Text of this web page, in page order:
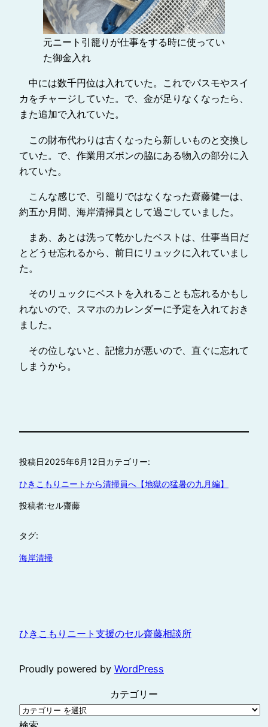
元ニート引籠りが仕事をする時に使ってい
た御金入れ
中には数千円位は入れていた。これでパスモやスイ
カをチャージしていた。で、金が足りなくなったら、
また追加で入れていた。
この財布代わりは古くなったら新しいものと交換し
ていた。で、作業用ズボンの脇にある物入の部分に入
れていた。
こんな感じで、引籠りではなくなった齋藤健一は、
約五か月間、海岸清掃員として過ごしていました。
まあ、あとは洗って乾かしたベストは、仕事当日だ
とどうせ忘れるから、前日にリュックに入れていまし
た。
そのリュックにベストを入れることも忘れるかもし
れないので、スマホのカレンダーに予定を入れておき
ました。
その位しないと、記憶力が悪いので、直ぐに忘れて
しまうから。
投稿日2025年6月12日カテゴリー:
ひきこもりニートから清掃員へ【地獄の猛暑の九月編】
投稿者:セル齋藤
タグ:
海岸清掃
ひきこもりニート支援のセル齋藤相談所
Proudly powered by WordPress
カテゴリー